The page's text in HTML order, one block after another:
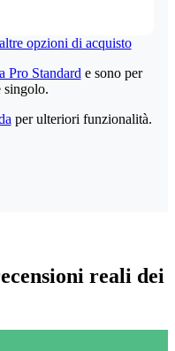
opzioni di acquisto
Pro Standard e sono per
singolo.
per ulteriori funzionalità.
reali dei